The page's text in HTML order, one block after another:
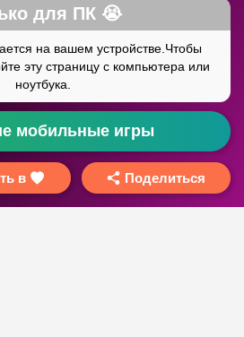
мобильные игры
в Поделиться